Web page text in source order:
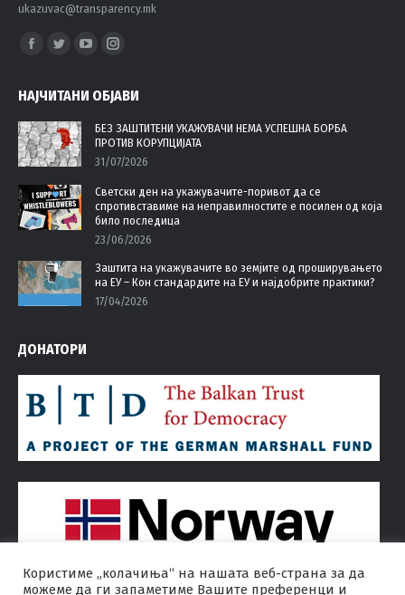
ukazuvac@transparency.mk
Find us on:
Facebook
opens
in
new
window
Twitter
opens
in
new
window
YouTube
opens
new
window
Instagram
opens
in
new
window
НАЈЧИТАНИ ОБЈАВИ
БЕЗ ЗАШТИТЕНИ УКАЖУВАЧИ НЕМА УСПЕШНА БОРБА
ПРОТИВ КОРУПЦИЈАТА
31/07/2026
Светски ден на укажувачите-поривот да се
спротивставиме на неправилностите е посилен од која
било последица
23/06/2026
Заштита на укажувачите во земјите од проширувањето
на ЕУ – Кон стандардите на ЕУ и најдобрите практики?
17/04/2026
ДОНАТОРИ
Користиме „колачиња“ на нашата веб-страна за да
можеме да ги запаметиме Вашите преференци и